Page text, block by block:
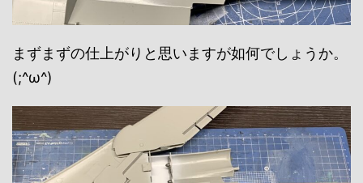
まずまずの仕上がりと思いますが如何でしょうか。
(;^ω^)